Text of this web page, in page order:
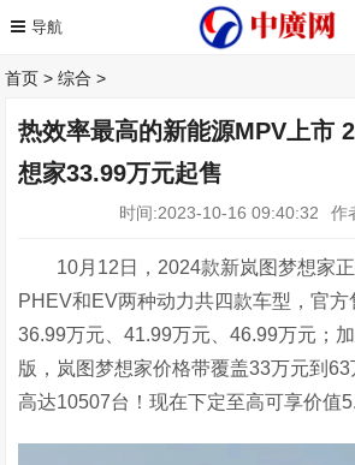
首页 >综合 >
热效率最高的新能源MPV上市
想家33.99万元起售
时间:2023-10-16 09:40:32 作
10月12日，2024款新岚图梦想家
PHEV和EV两种动力共四款车型，官方
36.99万元、41.99万元、46.99万元；
版，岚图梦想家价格带覆盖33万元到
高达10507台！现在下定至高可享价值